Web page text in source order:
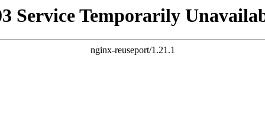
Service Temporarily
nginx-reuseport/1.21.1